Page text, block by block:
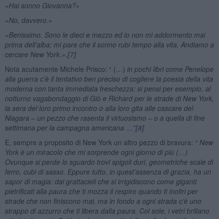
«Hai sonno Giovanna?»
«No, davvero.»
«Benissimo. Sono le dieci e mezzo ed io non mi addormento mai
prima dell’alba; mi pare che il sonno rubi tempo alla vita. Andiamo a
cercare New York.». [7]
Nota acutamente Michele Prisco: “ (…) in pochi libri come Penelope
alla guerra c’è il tentativo ben preciso di cogliere la poesia della vita
moderna con tanta immediata freschezza: si pensi per esempio, al
notturno vagabondaggio di Giò e Richard per le strade di New York,
la sera del loro primo incontro o alla loro gita alle cascare del
Niagara – un pezzo che rasenta il virtuosismo – o a quella di fine
settimana per la campagna americana …”[8]
E, sempre a proposito di New York un altro pezzo di bravura: “ New
York è un miracolo che mi sorprende ogni giorno di più (…)
Ovunque si perde lo sguardo trovi spigoli duri, geometriche scale di
ferro, cubi di sasso. Eppure tutto, in quest’assenza di grazia, ha un
sapor di magia: dai grattacieli che si irrigidiscono come giganti
pietrificati alla paura che ti mozza il respiro quando ti inoltri per
strade che non finiscono mai, ma in fondo a ogni strada c’è uno
strappo di azzurro che ti libera dalla paura. Col sole, i vetri brillano